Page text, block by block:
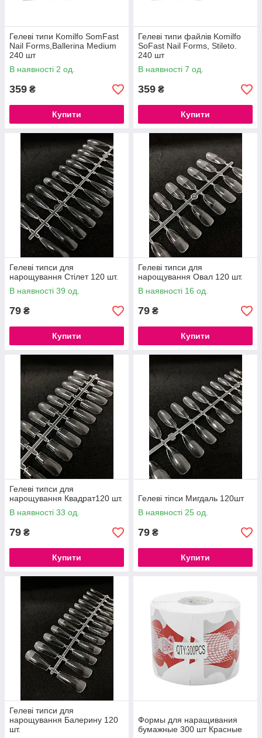
Гелеві типи Komilfo SomFast
Nail Forms,Ballerina Medium
240 шт
В наявності 2 од.
359 ₴
Купити
Гелеві типи файлів Komilfo
SoFast Nail Forms, Stileto.
240 шт
В наявності 7 од.
359 ₴
Купити
Гелеві типси для
нарощування Стілет 120 шт.
В наявності 39 од.
79 ₴
Купити
Гелеві типси для
нарощування Овал 120 шт.
В наявності 16 од.
79 ₴
Купити
Гелеві типси для
нарощування Квадрат120 шт.
В наявності 33 од.
79 ₴
Купити
Гелеві тіпси Мигдаль 120шт
В наявності 25 од.
79 ₴
Купити
Гелеві типси для
нарощування Балерину 120
шт.
Формы для наращивания
бумажные 300 шт Красные